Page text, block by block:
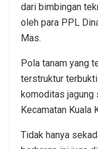
dari bimbingan
oleh para PPL
Mas.
Pola tanam yang
terstruktur
komoditas jagung
Kecamatan Kuala
Tidak hanya